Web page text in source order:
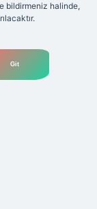
bildirmeniz halinde,